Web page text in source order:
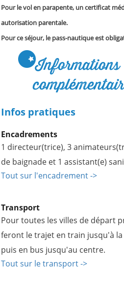
Pour le vol en parapente, un certificat
autorisation parentale.
Pour ce séjour, le pass-nautique est
Informations
Infos pratiques
Encadrements
1 directeur(trice), 3
de baignade et 1 assistant(e)
Tout sur l'encadrement ->
Transport
Pour toutes les villes de départ
feront le trajet en train jusqu'à
puis en bus jusqu'au centre.
Tout sur le transport ->